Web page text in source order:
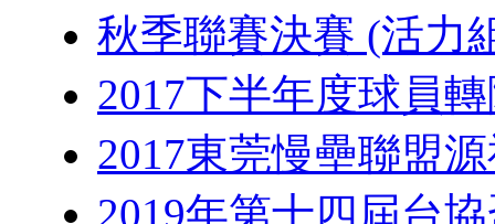
秋季聯賽決賽 (活力
2017下半年度球員
2017東莞慢壘聯盟
2019年第十四屆台